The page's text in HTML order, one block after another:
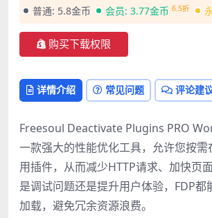
普通: 5.8金币 会员: 3.77金币 6.5折
购买下载权限
详情介绍 常见问题 评论建
Freesoul Deactivate Plugins PRO
一款强大的性能优化工具，允许您按
用插件，从而减少HTTP请求、加快页
是调试问题还是提升用户体验，FDP都
加载，避免冗余资源浪费。